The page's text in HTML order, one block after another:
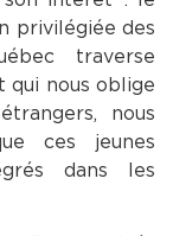
privilégiée des
traverse
qui nous oblige
nous
ces jeunes
dans les